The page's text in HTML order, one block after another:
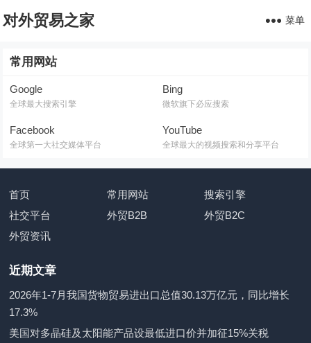
对外贸易之家 菜单
常用网站
Google
全球最大搜索引擎
Bing
微软旗下必应搜索
Facebook
全球第一大社交媒体平台
YouTube
全球最大的视频搜索和分享平台
首页 常用网站
搜索引擎
社交平台
外贸B2B
外贸B2C
外贸资讯
近期文章
2026年1-7月我国货物贸易进出口总值30.13万亿元，同比增长
17.3%
美国对多晶硅及太阳能产品设最低进口价并加征15%关税